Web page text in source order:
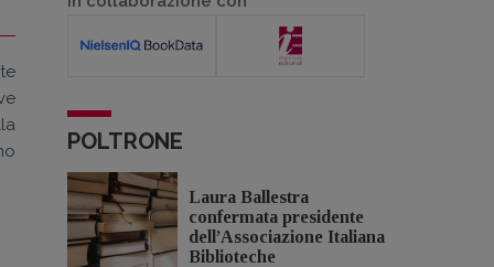
POLTRONE
Laura Ballestra
confermata presidente
dell’Associazione Italiana
Biblioteche